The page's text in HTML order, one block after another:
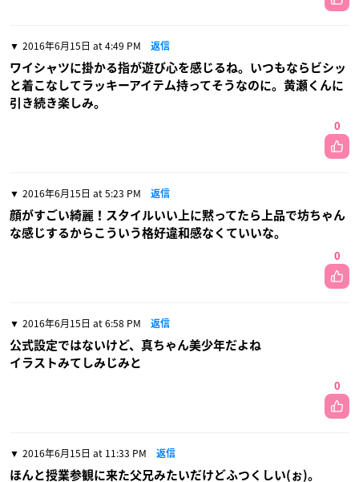
2016年6月15日 at 4:49 PM 返信
ワイシャツに掛かる指が遊び心を感じるね。いつもならビシッ
と着こなしてラッキーアイテム持ってそうなのに。黄瀬くんに
引き続き楽しみ。
0
2016年6月15日 at 5:23 PM 返信
顔がすごい綺麗！スタイルいい上に黙ってたら上品で坊ちゃん
な感じするからこういう格好違和感なくていいな。
0
2016年6月15日 at 6:58 PM 返信
公式設定ではないけど、真ちゃん美少年だよね
イラストみてしみじみと
0
2016年6月15日 at 11:33 PM 返信
ほんと授業参観に来た父兄みたいだけどふつくしい(ぉ)。